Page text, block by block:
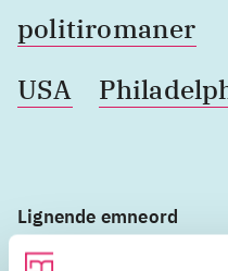
politiromaner
USA
Lignende emneord